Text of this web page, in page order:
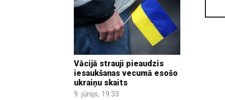
Vācijā strauji pieaudzis
iesaukšanas vecumā esošo
ukraiņu skaits
9. jūnijs, 19:33